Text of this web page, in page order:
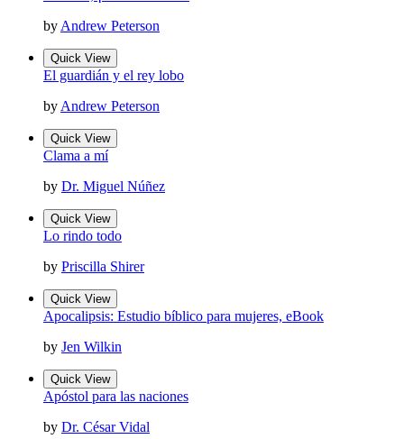
by Andrew Peterson
Quick View
El guardián y el rey lobo
by Andrew Peterson
Quick View
Clama a mí
by Dr. Miguel Núñez
Quick View
Lo rindo todo
by Priscilla Shirer
Quick View
Apocalipsis: Estudio bíblico para mujeres, eBook
by Jen Wilkin
Quick View
Apóstol para las naciones
by Dr. César Vidal